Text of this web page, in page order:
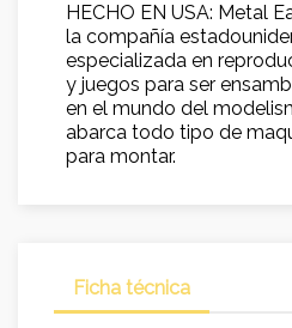
HECHO EN USA: Metal
la compañía
especializada en
y juegos para ser
en el mundo del
abarca todo tipo de
para montar.
Ficha técnica